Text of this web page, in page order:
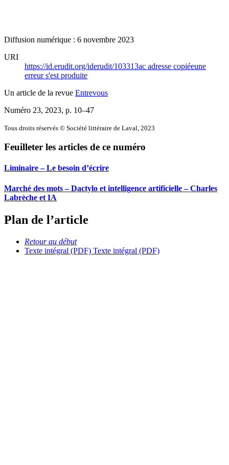
Diffusion numérique : 6 novembre 2023
URI
https://id.erudit.org/iderudit/103313ac adresse copiéeune
erreur s'est produite
Un article de la revue Entrevous
Numéro 23, 2023, p. 10–47
Tous droits réservés © Société littéraire de Laval, 2023
Feuilleter les articles de ce numéro
Liminaire – Le besoin d’écrire
Marché des mots – Dactylo et intelligence artificielle – Charles
Labrèche et IA
Plan de l’article
Retour au début
Texte intégral (PDF) Texte intégral (PDF)